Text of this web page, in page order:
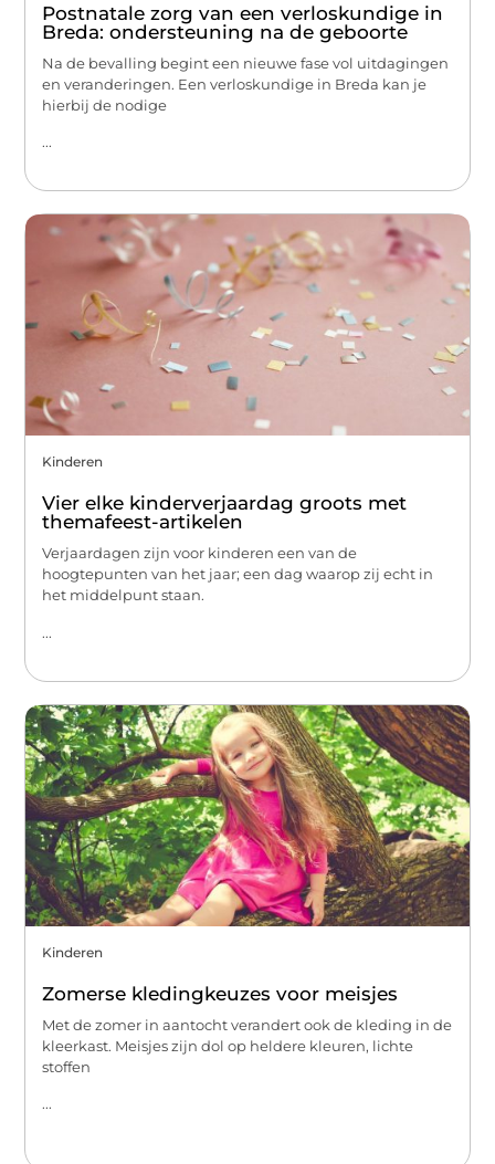
Postnatale zorg van een verloskundige in
Breda: ondersteuning na de geboorte
Na de bevalling begint een nieuwe fase vol uitdagingen
en veranderingen. Een verloskundige in Breda kan je
hierbij de nodige
...
Kinderen
Vier elke kinderverjaardag groots met
themafeest-artikelen
Verjaardagen zijn voor kinderen een van de
hoogtepunten van het jaar; een dag waarop zij echt in
het middelpunt staan.
...
Kinderen
Zomerse kledingkeuzes voor meisjes
Met de zomer in aantocht verandert ook de kleding in de
kleerkast. Meisjes zijn dol op heldere kleuren, lichte
stoffen
...